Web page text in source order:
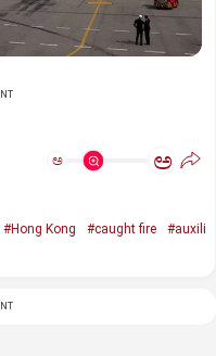
ಅ ಅ
#Hong Kong #caught fire
#auxili